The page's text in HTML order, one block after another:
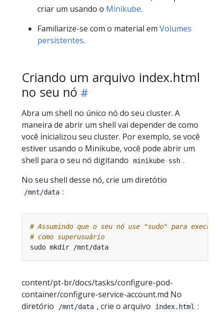
criar um usando o Minikube.
Familiarize-se com o material em Volumes
persistentes.
Criando um arquivo index.html
no seu nó
Abra um shell no único nó do seu cluster. A
maneira de abrir um shell vai depender de como
você inicializou seu cluster. Por exemplo, se você
estiver usando o Minikube, você pode abrir um
shell para o seu nó digitando
minikube ssh .
No seu shell desse nó, crie um diretótio
/mnt/data :
# Assumindo que o seu nó use "sudo" para
# como superusuário
content/pt-br/docs/tasks/configure-pod-
container/configure-service-account.md No
diretório
/mnt/data , crie o arquivo index.html :